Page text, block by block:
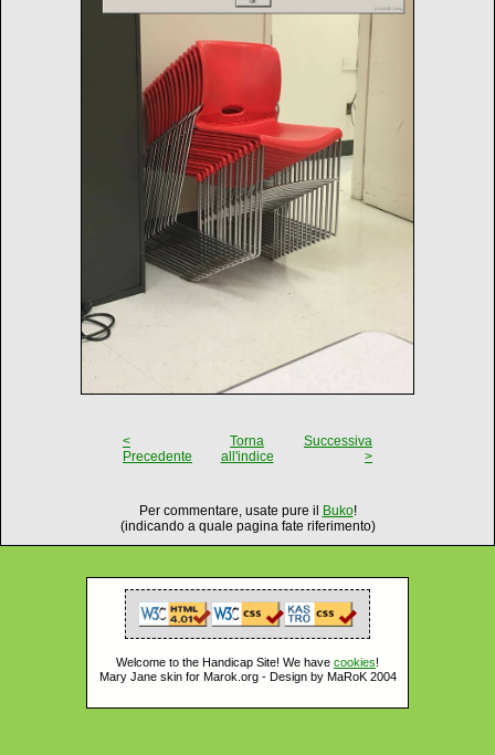
<
Precedente
Torna
all'indice
Successiva
>
Per commentare, usate pure il Buko!
(indicando a quale pagina fate riferimento)
Welcome to the Handicap Site! We have cookies!
Mary Jane skin for Marok.org - Design by MaRoK 2004